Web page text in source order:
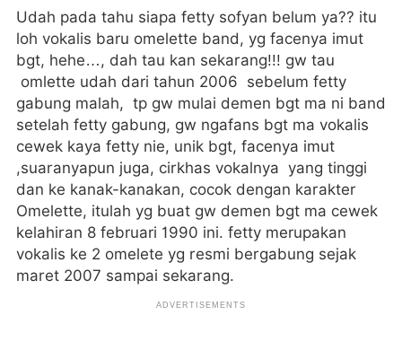
Udah pada tahu siapa fetty sofyan belum ya?? itu
loh vokalis baru omelette band, yg facenya imut
bgt, hehe…, dah tau kan sekarang!!! gw tau
omlette udah dari tahun 2006 sebelum fetty
gabung malah, tp gw mulai demen bgt ma ni band
setelah fetty gabung, gw ngafans bgt ma vokalis
cewek kaya fetty nie, unik bgt, facenya imut
,suaranyapun juga, cirkhas vokalnya yang tinggi
dan ke kanak-kanakan, cocok dengan karakter
Omelette, itulah yg buat gw demen bgt ma cewek
kelahiran 8 februari 1990 ini. fetty merupakan
vokalis ke 2 omelete yg resmi bergabung sejak
maret 2007 sampai sekarang.